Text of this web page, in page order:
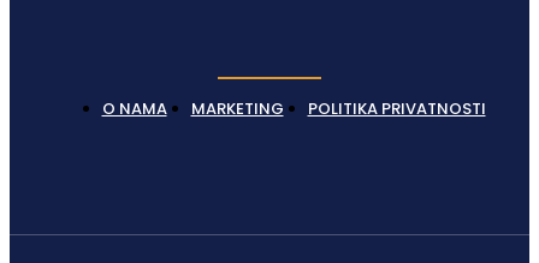
O NAMA MARKETING POLITIKA PRIVATNOSTI